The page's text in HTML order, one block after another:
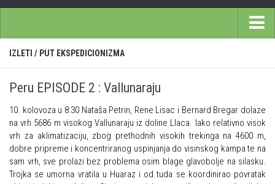
Kontakt
Plan izleta Sekcije društvenih izleta HPD Željezničar 2025
Novosti u SDI-u
Izvješća SDI-a
Povijesti SDI
Gojzeki
Početna
Opća planinarska škola 9. 3. – 17. 5. 2026.
Često postavljana pitanja
Visokogorska škola
Alpinistička škola
Speleološka škola HPD Željezničar
IZLETI / PUT EKSPEDICIONIZMA
Peru EPISODE 2 : Vallunaraju
10. kolovoza u 8:30 Nataša Petrin, Rene Lisac i Bernard Bregar dolaze
na vrh 5686 m visokog Vallunaraju iz doline Llaca. Iako relativno visok
vrh za aklimatizaciju, zbog prethodnih visokih trekinga na 4600 m,
dobre pripreme i koncentriranog uspinjanja do visinskog kampa te na
sam vrh, sve prolazi bez problema osim blage glavobolje na silasku.
Trojka se umorna vratila u Huaraz i od tuda se koordinirao povratak